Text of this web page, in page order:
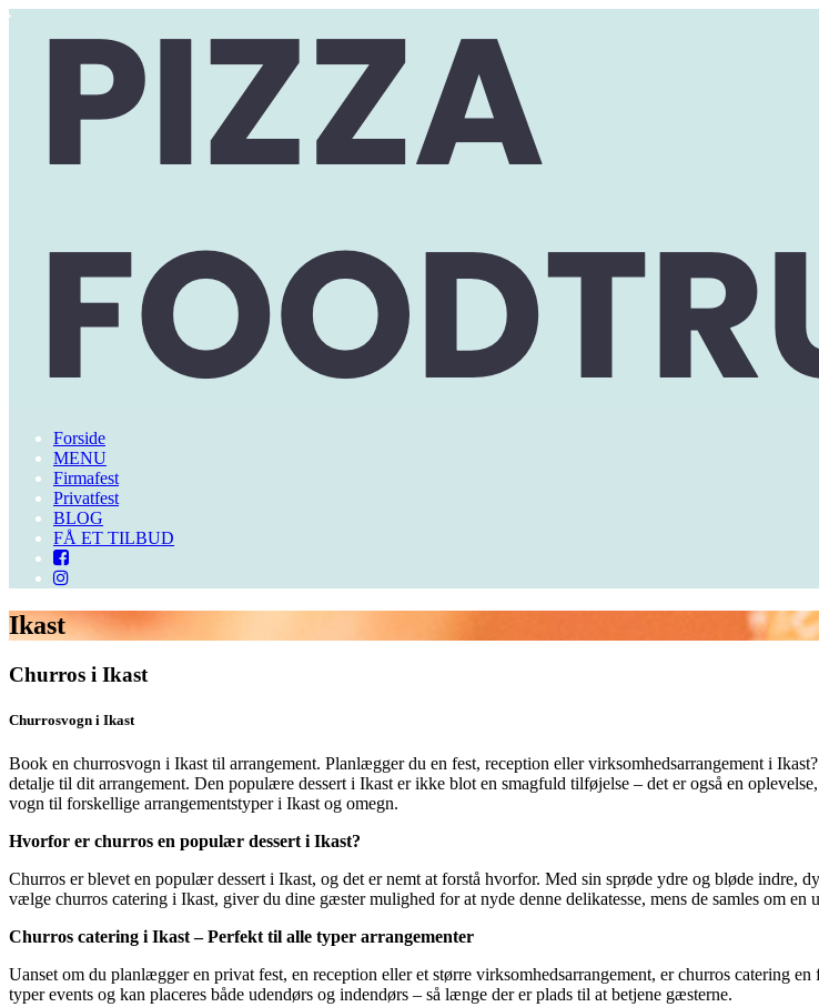
Forside
MENU
Firmafest
Privatfest
BLOG
FÅ ET TILBUD
Ikast
Churros i Ikast
Churrosvogn i Ikast
Book en churrosvogn i Ikast til arrangement. Planlægger du en fest, reception eller virksomhedsarrangement i
detalje til dit arrangement. Den populære dessert i Ikast er ikke blot en smagfuld tilføjelse – det er også en
vogn til forskellige arrangementstyper i Ikast og omegn.
Hvorfor er churros en populær dessert i Ikast?
Churros er blevet en populær dessert i Ikast, og det er nemt at forstå hvorfor. Med sin sprøde ydre og bløde indre,
vælge churros catering i Ikast, giver du dine gæster mulighed for at nyde denne delikatesse, mens de samles om
Churros catering i Ikast – Perfekt til alle typer arrangementer
Uanset om du planlægger en privat fest, en reception eller et større virksomhedsarrangement, er churros catering
typer events og kan placeres både udendørs og indendørs – så længe der er plads til at betjene gæsterne.